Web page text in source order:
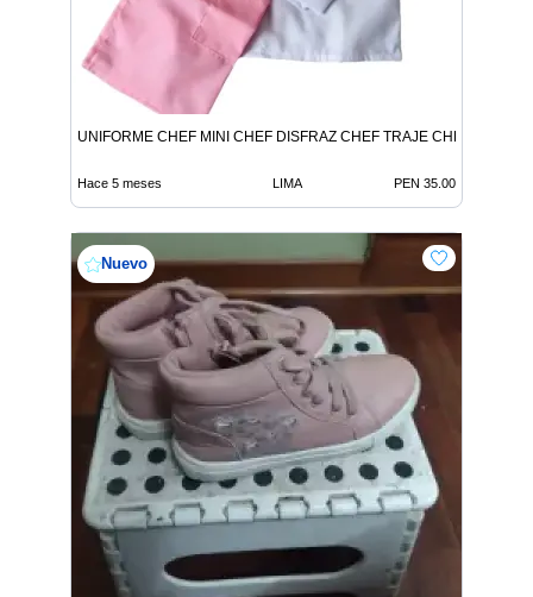
UNIFORME CHEF MINI CHEF DISFRAZ CHEF TRAJE CHEF
Hace 5 meses LIMA PEN 35.00
Nuevo